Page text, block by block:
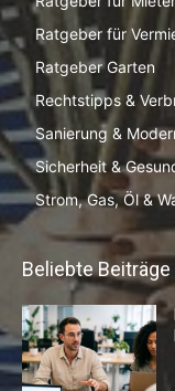
Ratgeber für
Ratgeber Garten
Rechtstipps &
Sanierung &
Sicherheit &
Strom, Gas, Öl &
Beliebte Beiträge